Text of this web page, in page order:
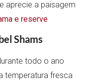
aprecie a paisagem
e reserve
Shams
todo o ano
temperatura fresca